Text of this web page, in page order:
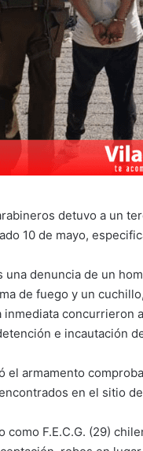
detuvo a un
10 de mayo,
denuncia de un
de fuego y un
concurrieron
e incautación
el armamento
en el sitio
como F.E.C.G. (29)